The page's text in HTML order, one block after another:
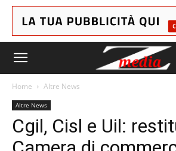
Home Altre News
Altre News
Cgil, Cisl e Uil: